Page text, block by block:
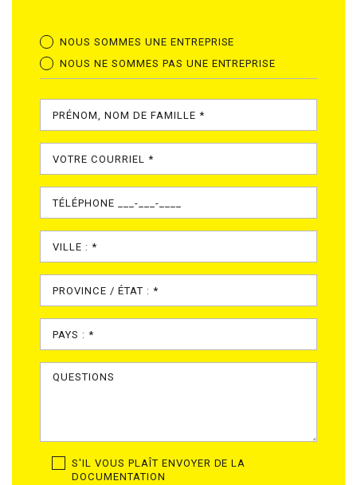
NOUS SOMMES UNE ENTREPRISE
NOUS NE SOMMES PAS UNE ENTREPRISE
S'IL VOUS PLAÎT ENVOYER DE LA
DOCUMENTATION